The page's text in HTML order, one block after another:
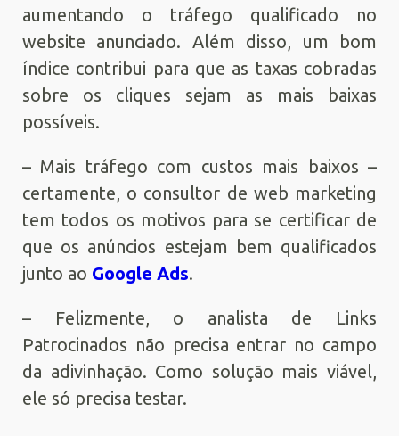
aumentando o tráfego qualificado no
website anunciado. Além disso, um bom
índice contribui para que as taxas cobradas
sobre os cliques sejam as mais baixas
possíveis.
– Mais tráfego com custos mais baixos –
certamente, o consultor de web marketing
tem todos os motivos para se certificar de
que os anúncios estejam bem qualificados
junto ao Google Ads.
– Felizmente, o analista de Links
Patrocinados não precisa entrar no campo
da adivinhação. Como solução mais viável,
ele só precisa testar.